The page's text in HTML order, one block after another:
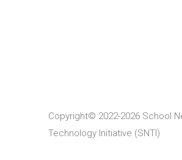
Copyright© 2022-2026 School
Technology Initiative (SNTI)